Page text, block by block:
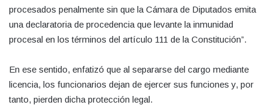
procesados penalmente sin que la Cámara de Diputados emita
una declaratoria de procedencia que levante la inmunidad
procesal en los términos del artículo 111 de la Constitución”.
En ese sentido, enfatizó que al separarse del cargo mediante
licencia, los funcionarios dejan de ejercer sus funciones y, por
tanto, pierden dicha protección legal.